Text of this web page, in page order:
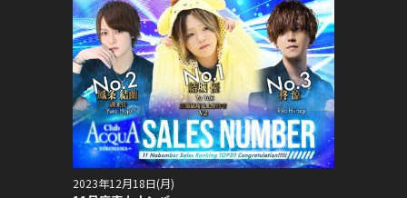
2023年12月18日(月)